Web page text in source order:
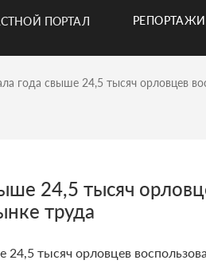
ПОРТАЛ
РЕПОРТАЖИ
года свыше 24,5 тысяч орловцев
24,5 тысяч
труда
24,5 тысяч орловцев